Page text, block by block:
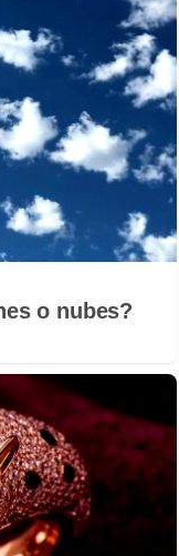
o nubes?